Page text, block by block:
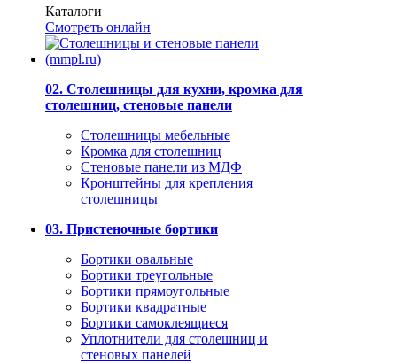
Каталоги
Смотреть онлайн
02. Столешницы для кухни, кромка для
столешниц, стеновые панели
Столешницы мебельные
Кромка для столешниц
Стеновые панели из МДФ
Кронштейны для крепления
столешницы
03. Пристеночные бортики
Бортики овальные
Бортики треугольные
Бортики прямоугольные
Бортики квадратные
Бортики самоклеящиеся
Уплотнители для столешниц и
стеновых панелей